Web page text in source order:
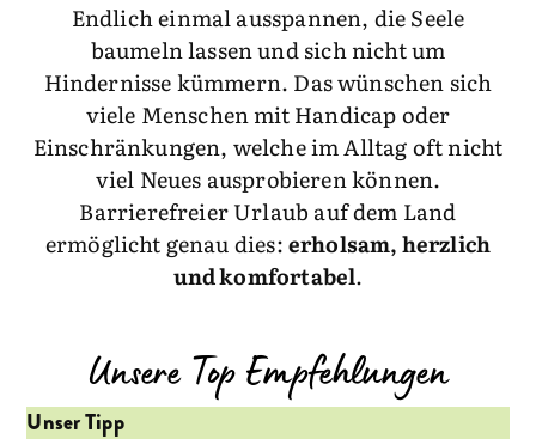
Endlich einmal ausspannen, die Seele
baumeln lassen und sich nicht um
Hindernisse kümmern. Das wünschen sich
viele Menschen mit Handicap oder
Einschränkungen, welche im Alltag oft nicht
viel Neues ausprobieren können.
Barrierefreier Urlaub auf dem Land
ermöglicht genau dies:erholsam, herzlich
und komfortabel.
Unsere Top Empfehlungen
Unser Tipp